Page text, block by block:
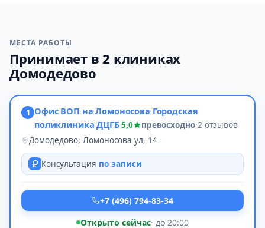
МЕСТА РАБОТЫ
Принимает в 2 клиниках
Домодедово
1 Офис ВОП на Ломоносова Городская
поликлиника ДЦГБ5,0 превосходно·2 отзывов
Домодедово, Ломоносова ул, 14
Консультация по записи
+7 (496) 794-83-34
Открыто сейчас· до 20:00